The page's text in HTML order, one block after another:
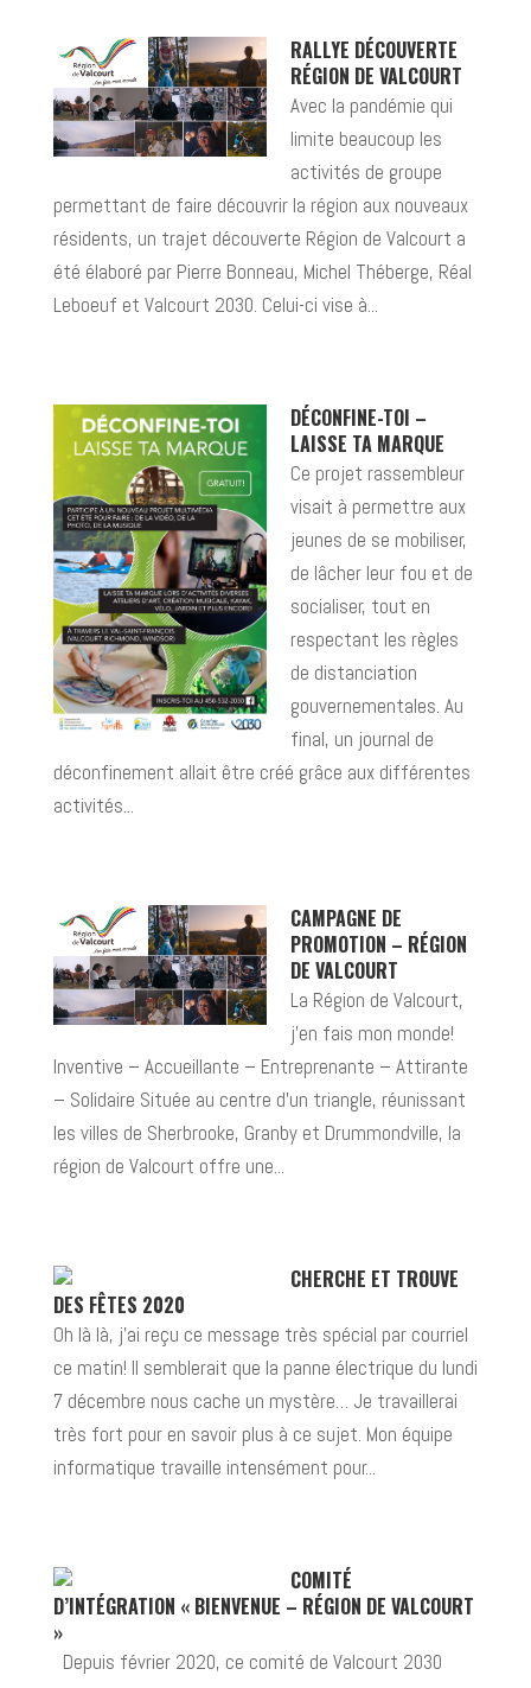
RALLYE DÉCOUVERTE
RÉGION DE VALCOURT
Avec la pandémie qui
limite beaucoup les
activités de groupe
permettant de faire découvrir la région aux nouveaux
résidents, un trajet découverte Région de Valcourt a
été élaboré par Pierre Bonneau, Michel Théberge, Réal
Leboeuf et Valcourt 2030. Celui-ci vise à...
DÉCONFINE-TOI –
LAISSE TA MARQUE
Ce projet rassembleur
visait à permettre aux
jeunes de se mobiliser,
de lâcher leur fou et de
socialiser, tout en
respectant les règles
de distanciation
gouvernementales. Au
final, un journal de
déconfinement allait être créé grâce aux différentes
activités...
CAMPAGNE DE
PROMOTION – RÉGION
DE VALCOURT
La Région de Valcourt,
j’en fais mon monde!
Inventive – Accueillante – Entreprenante – Attirante
– Solidaire Située au centre d’un triangle, réunissant
les villes de Sherbrooke, Granby et Drummondville, la
région de Valcourt offre une...
CHERCHE ET TROUVE
DES FÊTES 2020
Oh là là, j’ai reçu ce message très spécial par courriel
ce matin! Il semblerait que la panne électrique du lundi
7 décembre nous cache un mystère… Je travaillerai
très fort pour en savoir plus à ce sujet. Mon équipe
informatique travaille intensément pour...
COMITÉ
D’INTÉGRATION « BIENVENUE – RÉGION DE VALCOURT
»
Depuis février 2020, ce comité de Valcourt 2030